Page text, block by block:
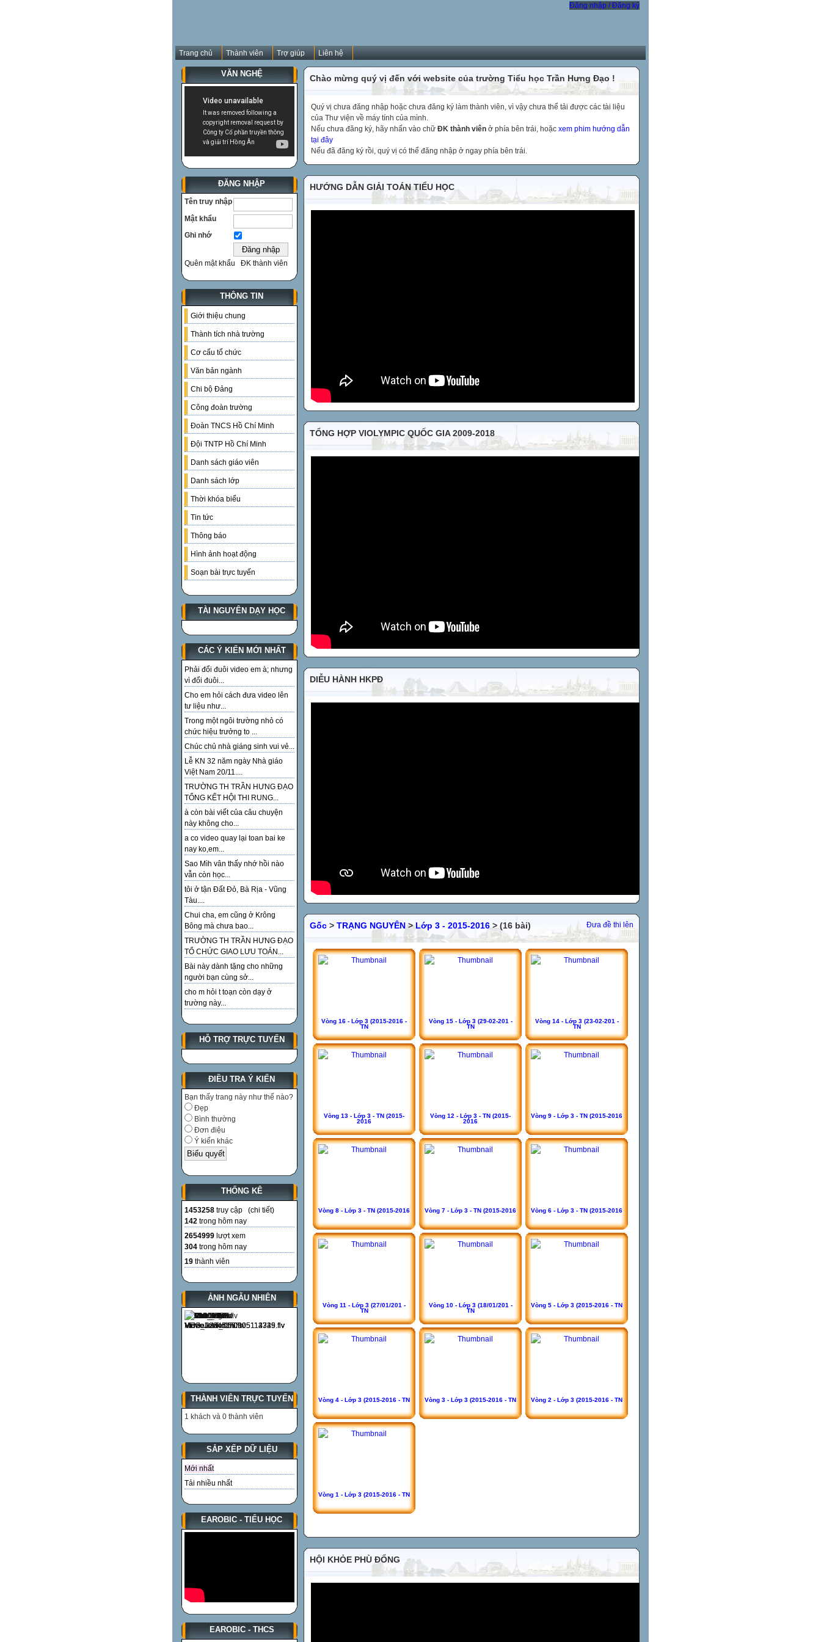
Đăng nhập / Đăng ký
Trang chủ Thành viên Trợ giúp Liên hệ
VĂN NGHỆ
ĐĂNG NHẬP
Tên truy nhập
Mật khẩu
Ghi nhớ
Quên mật khẩu ĐK thành viên
THÔNG TIN
Giới thiệu chung
Thành tích nhà trường
Cơ cấu tổ chức
Văn bản ngành
Chi bộ Đảng
Công đoàn trường
Đoàn TNCS Hồ Chí Minh
Đội TNTP Hồ Chí Minh
Danh sách giáo viên
Danh sách lớp
Thời khóa biểu
Tin tức
Thông báo
Hình ảnh hoạt động
Soạn bài trực tuyến
TÀI NGUYÊN DẠY HỌC
CÁC Ý KIẾN MỚI NHẤT
Phải đổi đuôi video em à; nhưng
vì đổi đuôi...
Cho em hỏi cách đưa video lên
tư liệu như...
Trong một ngôi trường nhỏ có
chức hiệu trưởng to ...
Chúc chủ nhà giáng sinh vui vẻ...
Lễ KN 32 năm ngày Nhà giáo
Việt Nam 20/11....
TRƯỜNG TH TRẦN HƯNG ĐẠO
TỔNG KẾT HỘI THI RUNG...
à còn bài viết của câu chuyện
này không cho...
a co video quay lại toan bai ke
nay ko,em...
Sao Mìh vân thấy nhớ hồi nào
vẫn còn học...
tôi ở tận Đất Đỏ, Bà Rịa - Vũng
Tàu....
Chui cha, em cũng ở Krông
Bông mà chưa bao...
TRƯỜNG TH TRẦN HƯNG ĐẠO
TỔ CHỨC GIAO LƯU TOÁN...
Bài này dành tặng cho những
người bạn cùng sở...
cho m hỏi t toạn còn dạy ở
trường này...
HỖ TRỢ TRỰC TUYẾN
ĐIỀU TRA Ý KIẾN
Bạn thấy trang này như thế nào?
Đẹp
Bình thường
Đơn điệu
Ý kiến khác
THỐNG KÊ
1453258 truy cập (chi tiết)
142 trong hôm nay
2654999 lượt xem
304 trong hôm nay
19 thành viên
ẢNH NGẪU NHIÊN
THÀNH VIÊN TRỰC TUYẾN
1 khách và 0 thành viên
SẮP XẾP DỮ LIỆU
Mới nhất
Tải nhiều nhất
EAROBIC - TIỂU HỌC
EAROBIC - THCS
Chào mừng quý vị đến với website của trường Tiểu học Trần Hưng Đạo !
Quý vị chưa đăng nhập hoặc chưa đăng ký làm thành viên, vì vậy chưa thể tải được các tài liệu
của Thư viện về máy tính của mình.
Nếu chưa đăng ký, hãy nhấn vào chữ ĐK thành viên ở phía bên trái, hoặc xem phim hướng dẫn
tại đây
Nếu đã đăng ký rồi, quý vị có thể đăng nhập ở ngay phía bên trái.
HƯỚNG DẪN GIẢI TOÁN TIỂU HỌC
TỔNG HỢP VIOLYMPIC QUỐC GIA 2009-2018
DIỄU HÀNH HKPĐ
Đưa đề thi lên
Gốc > TRẠNG NGUYÊN>Lớp 3 - 2015-2016 > (16 bài)
Vòng 16 - Lớp 3 (2015-2016 -
TN
Vòng 15 - Lớp 3 (29-02-201 -
TN
Vòng 14 - Lớp 3 (23-02-201 -
TN
Vòng 13 - Lớp 3 - TN (2015-
2016
Vòng 12 - Lớp 3 - TN (2015-
2016
Vòng 9 - Lớp 3 - TN (2015-2016
Vòng 8 - Lớp 3 - TN (2015-2016 Vòng 7 - Lớp 3 - TN (2015-2016 Vòng 6 - Lớp 3 - TN (2015-2016
Vòng 11 - Lớp 3 (27/01/201 -
TN
Vòng 10 - Lớp 3 (18/01/201 -
TN
Vòng 5 - Lớp 3 (2015-2016 - TN
Vòng 4 - Lớp 3 (2015-2016 - TN Vòng 3 - Lớp 3 (2015-2016 - TN Vòng 2 - Lớp 3 (2015-2016 - TN
Vòng 1 - Lớp 3 (2015-2016 - TN
HỘI KHỎE PHÙ ĐỔNG